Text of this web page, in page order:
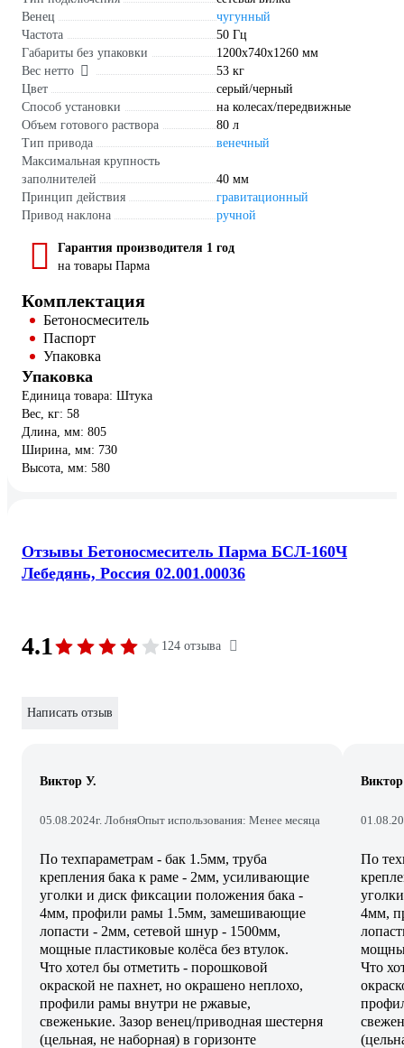
Венец
чугунный
Частота
50 Гц
Габариты без упаковки
1200х740х1260 мм
Вес нетто
53 кг
Цвет
серый/черный
Способ установки
на колесах/передвижные
Объем готового раствора
80 л
Тип привода
венечный
Максимальная крупность
заполнителей
40 мм
Принцип действия
гравитационный
Привод наклона
ручной
Гарантия производителя 1 год
на товары Парма
Комплектация
Бетоносмеситель
Паспорт
Упаковка
Упаковка
Единица товара: Штука
Вес, кг: 58
Длина, мм: 805
Ширина, мм: 730
Высота, мм: 580
Отзывы Бетоносмеситель Парма БСЛ-160Ч
Лебедянь, Россия 02.001.00036
4.1 124 отзыва
Написать отзыв
Виктор У.
05.08.2024г. ЛобняОпыт использования: Менее месяца
По техпараметрам - бак 1.5мм, труба
крепления бака к раме - 2мм, усиливающие
уголки и диск фиксации положения бака -
4мм, профили рамы 1.5мм, замешивающие
лопасти - 2мм, сетевой шнур - 1500мм,
мощные пластиковые колёса без втулок.
Что хотел бы отметить - порошковой
окраской не пахнет, но окрашено неплохо,
профили рамы внутри не ржавые,
свеженькие. Зазор венец/приводная шестерня
(цельная, не наборная) в горизонте
По
4мм,
Что